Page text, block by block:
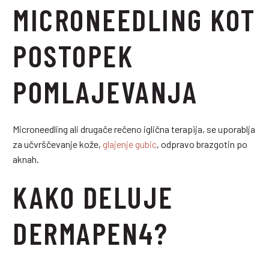
MICRONEEDLING KOT
POSTOPEK
POMLAJEVANJA
Microneedling ali drugače rečeno iglična terapija, se uporablja
za učvrščevanje kože, glajenje gubic, odpravo brazgotin po
aknah.
KAKO DELUJE
DERMAPEN4?